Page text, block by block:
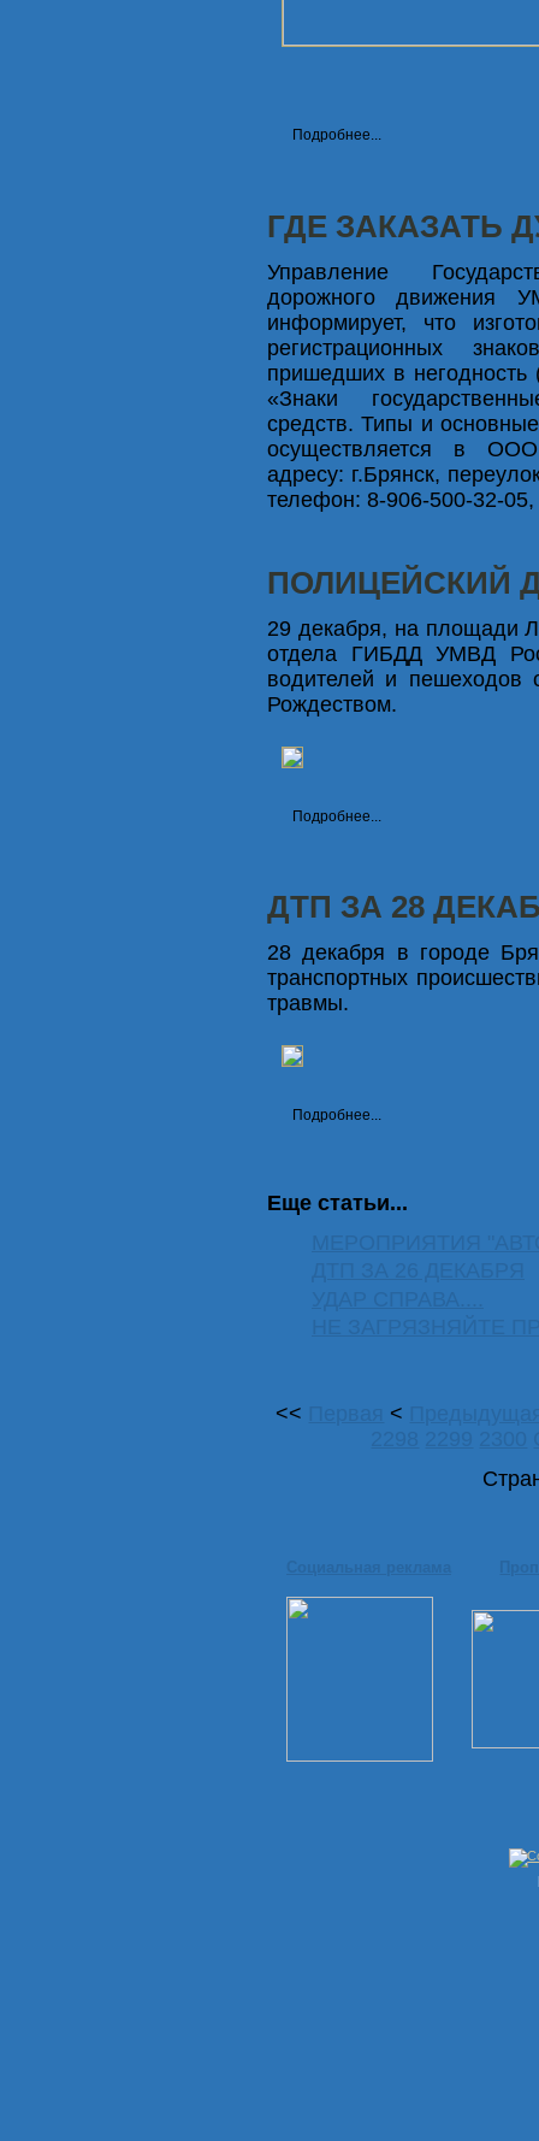
Подробнее...
ГДЕ ЗАКАЗАТЬ
Управление
дорожного движения
информирует, что
регистрационных
пришедших в
«Знаки
средств. Типы и
осуществляется в
адресу: г.Брянск,
телефон: 8-906-500-32-
ПОЛИЦЕЙСКИЙ
29 декабря, на площади
отдела ГИБДД УМВД
водителей и
Рождеством.
Подробнее...
ДТП ЗА 28
28 декабря в городе
транспортных
травмы.
Подробнее...
Еще статьи...
<< <